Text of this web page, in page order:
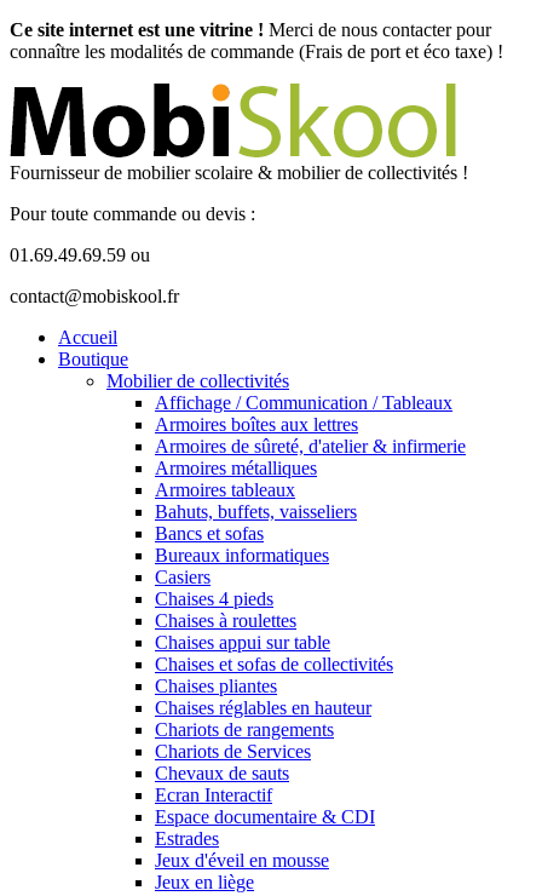
Ce site internet est une vitrine ! Merci de nous contacter pour
connaître les modalités de commande (Frais de port et éco taxe) !
Fournisseur de mobilier scolaire & mobilier de collectivités !
Pour toute commande ou devis :
01.69.49.69.59 ou
contact@mobiskool.fr
Accueil
Boutique
Mobilier de collectivités
Affichage / Communication / Tableaux
Armoires boîtes aux lettres
Armoires de sûreté, d'atelier & infirmerie
Armoires métalliques
Armoires tableaux
Bahuts, buffets, vaisseliers
Bancs et sofas
Bureaux informatiques
Casiers
Chaises 4 pieds
Chaises à roulettes
Chaises appui sur table
Chaises et sofas de collectivités
Chaises pliantes
Chaises réglables en hauteur
Chariots de rangements
Chariots de Services
Chevaux de sauts
Ecran Interactif
Espace documentaire & CDI
Estrades
Jeux d'éveil en mousse
Jeux en liège